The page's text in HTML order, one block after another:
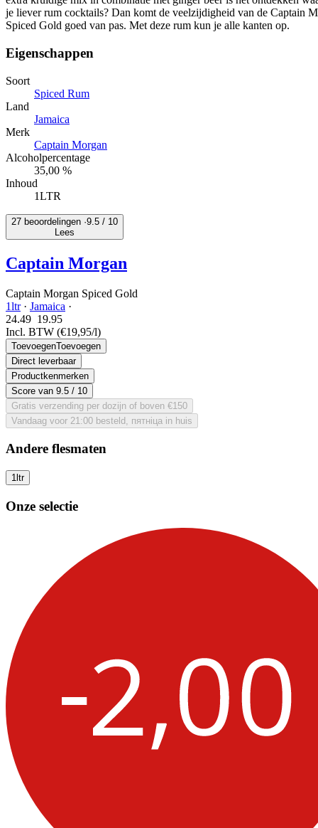
je liever rum cocktails? Dan komt de veelzijdigheid van de Captain
Spiced Gold goed van pas. Met deze rum kun je alle kanten op.
Eigenschappen
Soort
Spiced Rum
Land
Jamaica
Merk
Captain Morgan
Alcoholpercentage
35,00 %
Inhoud
1LTR
27 beoordelingen ·9.5 / 10
Lees
Captain Morgan
Captain Morgan Spiced Gold
1ltr· Jamaica ·
24.49 19.95
Incl. BTW (€19,95/l)
ToevoegenToevoegen
Direct leverbaar
Productkenmerken
Score van 9.5 / 10
Gratis verzending per dozijn of boven €150
Vandaag voor 21:00 besteld, пятніца in huis
Andere flesmaten
1ltr
Onze selectie